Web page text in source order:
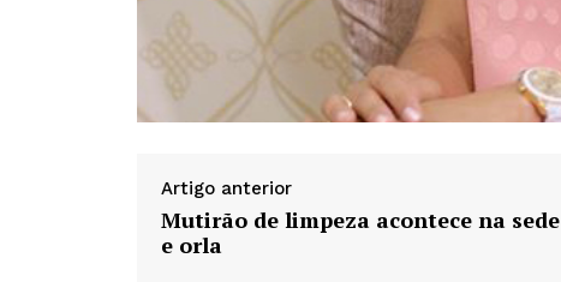
Artigo anterior
Mutirão de limpeza acontece na sede
e orla